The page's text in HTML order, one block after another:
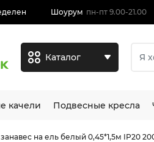
Шоурум пн-пт 9.00-21.00
Каталог
качели Подвесные кресла
на ель белый 0,45*1,5м IP20